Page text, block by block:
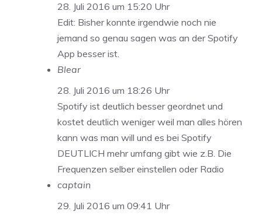
28. Juli 2016 um 15:20 Uhr
Edit: Bisher konnte irgendwie noch nie
jemand so genau sagen was an der Spotify
App besser ist.
Blear
28. Juli 2016 um 18:26 Uhr
Spotify ist deutlich besser geordnet und
kostet deutlich weniger weil man alles hören
kann was man will und es bei Spotify
DEUTLICH mehr umfang gibt wie z.B. Die
Frequenzen selber einstellen oder Radio
captain
29. Juli 2016 um 09:41 Uhr